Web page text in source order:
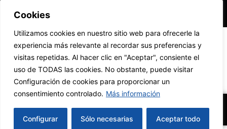
Cookies
Utilizamos cookies en nuestro sitio web para ofrecerle la
experiencia más relevante al recordar sus preferencias y
visitas repetidas. Al hacer clic en "Aceptar", consiente el
uso de TODAS las cookies. No obstante, puede visitar
Configuración de cookies para proporcionar un
consentimiento controlado. Más información
Configurar Sólo necesarias Aceptar todo
© 2026 LOBI-TRAVEL CIAN186459-2 | Desarrollado por
ChipWeb.
Aviso legal
Política de cookies
Política de privacidad
Términos y condiciones
0,00€